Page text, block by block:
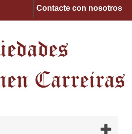
Contacte con nosotros